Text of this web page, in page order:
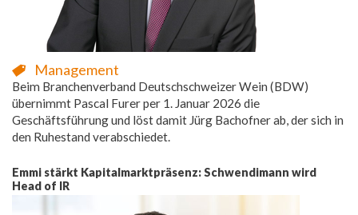
Management
Beim Branchenverband Deutschschweizer Wein (BDW)
übernimmt Pascal Furer per 1. Januar 2026 die
Geschäftsführung und löst damit Jürg Bachofner ab, der sich in
den Ruhestand verabschiedet.
Emmi stärkt Kapitalmarktpräsenz: Schwendimann wird
Head of IR